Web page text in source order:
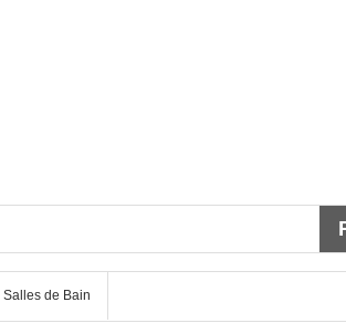
Salles de Bain